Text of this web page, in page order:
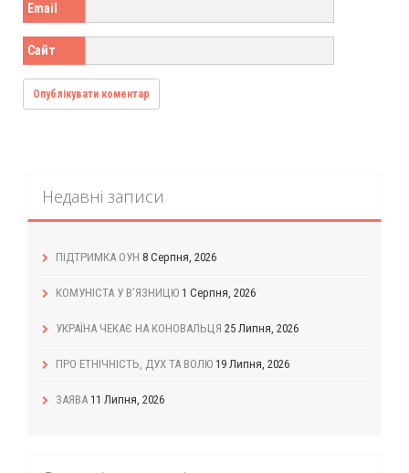
Email
Сайт
Недавні записи
ПІДТРИМКА ОУН 8 Серпня, 2026
КОМУНІСТА У В’ЯЗНИЦЮ 1 Серпня, 2026
УКРАЇНА ЧЕКАЄ НА КОНОВАЛЬЦЯ 25 Липня, 2026
ПРО ЕТНІЧНІСТЬ, ДУХ ТА ВОЛЮ 19 Липня, 2026
ЗАЯВА 11 Липня, 2026